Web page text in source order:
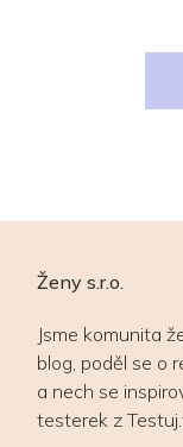
Ženy s.r.o.
Jsme komunita
blog, poděl se o
a nech se
testerek z